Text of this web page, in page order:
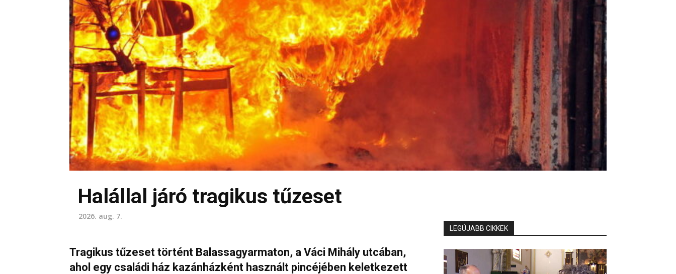
Halállal járó tragikus tűzeset
2026. aug. 7.
Tragikus tűzeset történt Balassagyarmaton, a Váci Mihály utcában,
ahol egy családi ház kazánházként használt pincéjében keletkezett
LEGÚJABB CIKKEK